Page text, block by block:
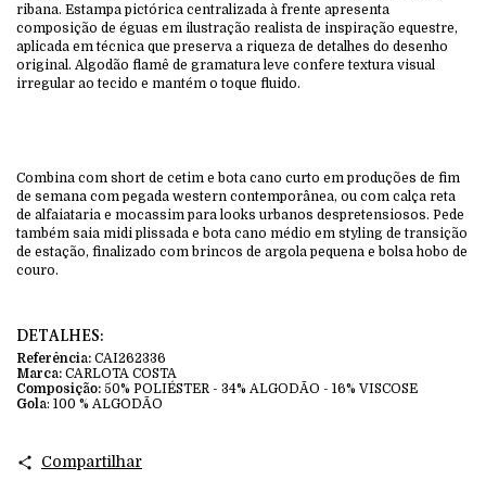
ribana. Estampa pictórica centralizada à frente apresenta
composição de éguas em ilustração realista de inspiração equestre,
aplicada em técnica que preserva a riqueza de detalhes do desenho
original. Algodão flamê de gramatura leve confere textura visual
irregular ao tecido e mantém o toque fluido.
Combina com short de cetim e bota cano curto em produções de fim
de semana com pegada western contemporânea, ou com calça reta
de alfaiataria e mocassim para looks urbanos despretensiosos. Pede
também saia midi plissada e bota cano médio em styling de transição
de estação, finalizado com brincos de argola pequena e bolsa hobo de
couro.
DETALHES:
Referência: CAI262336
Marca: CARLOTA COSTA
Composição: 50% POLIÉSTER - 34% ALGODÃO - 16% VISCOSE
Gola: 100 % ALGODÃO
Compartilhar